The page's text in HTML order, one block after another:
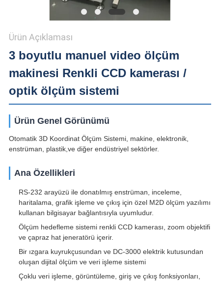
Ürün Açıklaması
3 boyutlu manuel video ölçüm
makinesi Renkli CCD kamerası /
optik ölçüm sistemi
Ürün Genel Görünümü
Otomatik 3D Koordinat Ölçüm Sistemi, makine, elektronik,
enstrüman, plastik,ve diğer endüstriyel sektörler.
Ana Özellikleri
RS-232 arayüzü ile donatılmış enstrüman, inceleme,
haritalama, grafik işleme ve çıkış için özel M2D ölçüm yazılımı
kullanan bilgisayar bağlantısıyla uyumludur.
Ölçüm hedefleme sistemi renkli CCD kamerası, zoom objektifi
ve çapraz hat jeneratörü içerir.
Bir ızgara kuyrukçusundan ve DC-3000 elektrik kutusundan
oluşan dijital ölçüm ve veri işleme sistemi
Çoklu veri işleme, görüntüleme, giriş ve çıkış fonksiyonları,